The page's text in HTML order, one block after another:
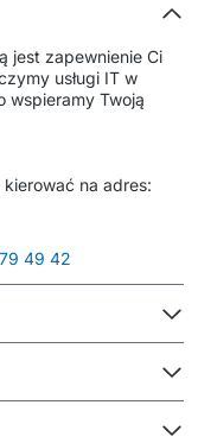
jest zapewnienie Ci
usługi IT w
wspieramy Twoją
49 42